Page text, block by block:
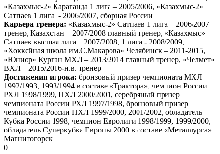
«Казахмыс-2» Караганда 1 лига – 2005/2006, «Казахмыс-2»
Сатпаев 1 лига - 2006/2007, сборная России
Карьера тренера: «Казахмыс-2» Сатпаев 1 лига – 2006/2007
тренер, Казахстан – 2007/2008 главный тренер, «Казахмыс»
Сатпаев высшая лига – 2007/2008, 1 лига - 2008/2009,
«Хоккейная школа им.С.Макарова» Челябинск – 2011-2015,
«Юниор» Курган МХЛ – 2013/2014 главный тренер, «Челмет»
ВХЛ – 2015/2016-н.в. тренер
Достижения игрока: бронзовый призер чемпионата МХЛ
1992/1993, 1993/1994 в составе «Трактора», чемпион России
РХЛ 1998/1999, ПХЛ 2000/2001, серебряный призер
чемпионата России РХЛ 1997/1998, бронзовый призер
чемпионата России ПХЛ 1999/2000, 2001/2002, обладатель
Кубка России 1998, чемпион Евролиги 1998/1999, 1999/2000,
обладатель Суперкубка Европы 2000 в составе «Металлурга»
Магнитогорск
0